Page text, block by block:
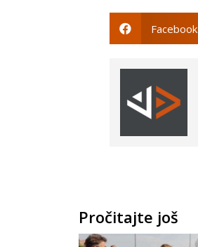
Facebook
Pročitajte još